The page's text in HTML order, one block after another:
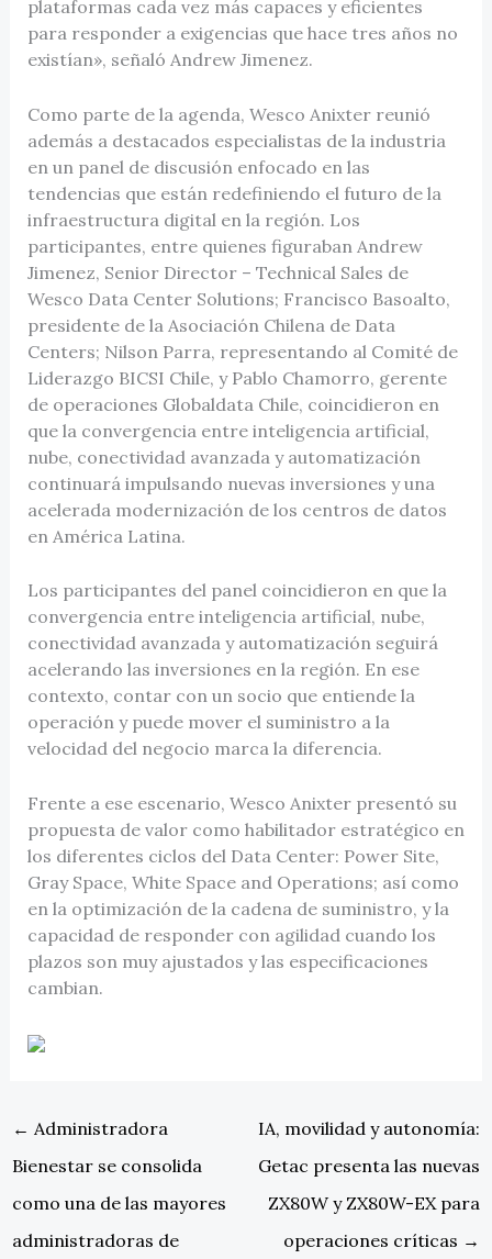
plataformas cada vez más capaces y eficientes
para responder a exigencias que hace tres años no
existían», señaló Andrew Jimenez.
Como parte de la agenda, Wesco Anixter reunió
además a destacados especialistas de la industria
en un panel de discusión enfocado en las
tendencias que están redefiniendo el futuro de la
infraestructura digital en la región. Los
participantes, entre quienes figuraban Andrew
Jimenez, Senior Director – Technical Sales de
Wesco Data Center Solutions; Francisco Basoalto,
presidente de la Asociación Chilena de Data
Centers; Nilson Parra, representando al Comité de
Liderazgo BICSI Chile, y Pablo Chamorro, gerente
de operaciones Globaldata Chile, coincidieron en
que la convergencia entre inteligencia artificial,
nube, conectividad avanzada y automatización
continuará impulsando nuevas inversiones y una
acelerada modernización de los centros de datos
en América Latina.
Los participantes del panel coincidieron en que la
convergencia entre inteligencia artificial, nube,
conectividad avanzada y automatización seguirá
acelerando las inversiones en la región. En ese
contexto, contar con un socio que entiende la
operación y puede mover el suministro a la
velocidad del negocio marca la diferencia.
Frente a ese escenario, Wesco Anixter presentó su
propuesta de valor como habilitador estratégico en
los diferentes ciclos del Data Center: Power Site,
Gray Space, White Space and Operations; así como
en la optimización de la cadena de suministro, y la
capacidad de responder con agilidad cuando los
plazos son muy ajustados y las especificaciones
cambian.
← Administradora
Bienestar se consolida
como una de las mayores
administradoras de
IA, movilidad y autonomía:
Getac presenta las nuevas
ZX80W y ZX80W-EX para
operaciones críticas →